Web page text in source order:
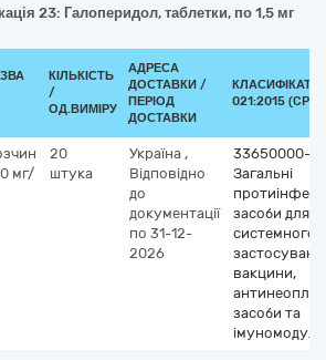
23: Галоперидол, таблетки, по 1,5 мг
КІЛЬКІСТЬ
/
ОД.ВИМІРУ
АДРЕСА
ДОСТАВКИ /
ПЕРІОД
ДОСТАВКИ
021:2015 (CPV)
мг/
20
штука
Україна ,
Відповідно
до
документації
по 31-12-
2026
33650000-1
Загальні
засоби для
системного
вакцини,
засоби та